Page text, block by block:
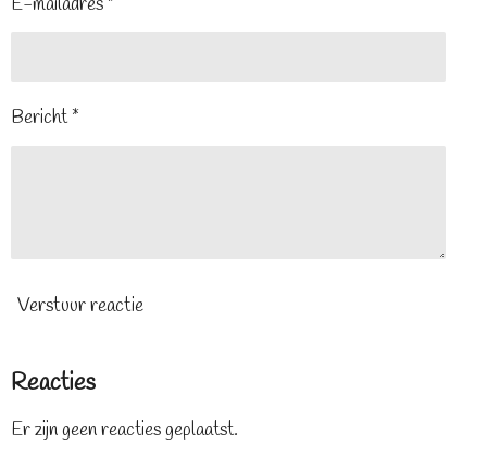
Bericht *
Verstuur reactie
Reacties
Er zijn geen reacties geplaatst.